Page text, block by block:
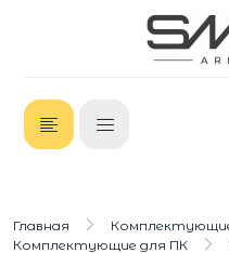
Главная
Комплектующие для ПК